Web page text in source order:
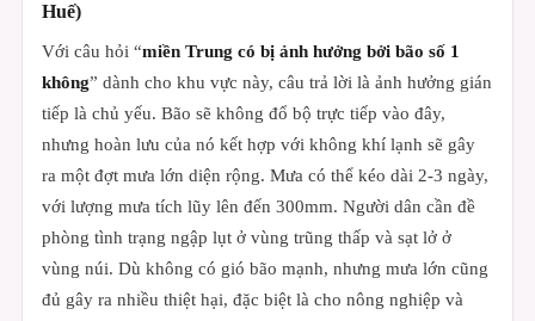
Huế)
Với câu hỏi “miền Trung có bị ảnh hưởng bởi bão số 1
không” dành cho khu vực này, câu trả lời là ảnh hưởng gián
tiếp là chủ yếu. Bão sẽ không đổ bộ trực tiếp vào đây,
nhưng hoàn lưu của nó kết hợp với không khí lạnh sẽ gây
ra một đợt mưa lớn diện rộng. Mưa có thể kéo dài 2-3 ngày,
với lượng mưa tích lũy lên đến 300mm. Người dân cần đề
phòng tình trạng ngập lụt ở vùng trũng thấp và sạt lở ở
vùng núi. Dù không có gió bão mạnh, nhưng mưa lớn cũng
đủ gây ra nhiều thiệt hại, đặc biệt là cho nông nghiệp và